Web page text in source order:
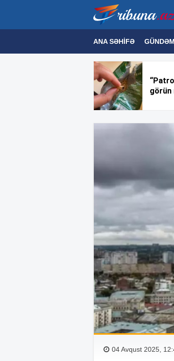
ANA SƏHIFƏ GÜNDƏM
MƏDƏNIYYƏT
görün
04 Avqust 2025,